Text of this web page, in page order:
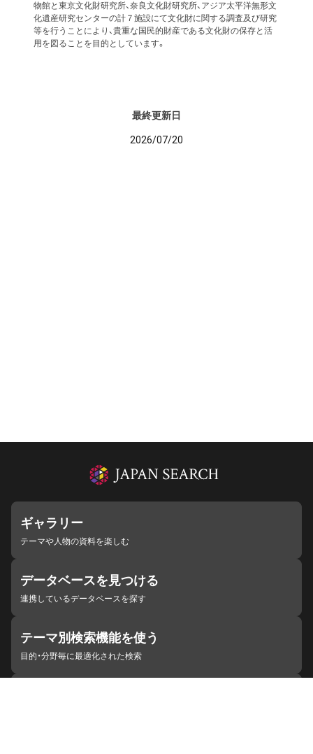
物館と東京文化財研究所、奈良文化財研究所、アジア太平洋無形文
化遺産研究センターの計７施設にて文化財に関する調査及び研究
等を行うことにより、貴重な国民的財産である文化財の保存と活
用を図ることを目的としています。
最終更新日
2026/07/20
ギャラリー
テーマや人物の資料を楽しむ
データベースを見つける
連携しているデータベースを探す
テーマ別検索機能を使う
目的・分野毎に最適化された検索